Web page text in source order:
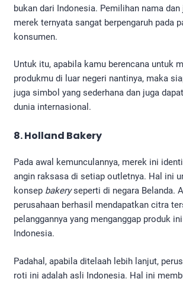
bukan dari Indonesia. Pemilihan nama
merek ternyata sangat berpengaruh pada
konsumen.
Untuk itu, apabila kamu berencana untuk
produkmu di luar negeri nantinya, maka
juga simbol yang sederhana dan juga
dunia internasional.
8. Holland Bakery
Pada awal kemunculannya, merek ini
angin raksasa di setiap outletnya. Hal ini
konsep bakeryseperti di negara Belanda.
perusahaan berhasil mendapatkan citra
pelanggannya yang menganggap produk
Indonesia.
Padahal, apabila ditelaah lebih lanjut,
roti ini adalah asli Indonesia. Hal ini